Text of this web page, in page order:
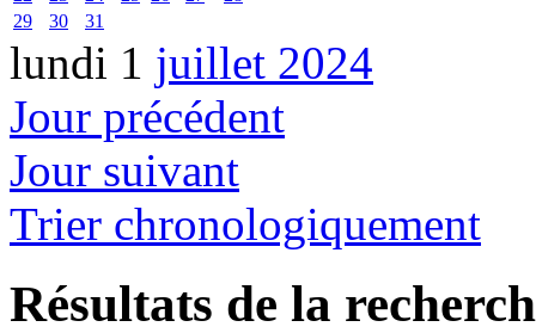
29
30 31
lundi 1 juillet 2024
Jour précédent
Jour suivant
Trier chronologiquement
Résultats de la